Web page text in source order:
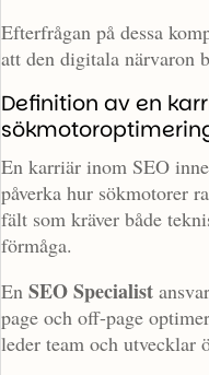
Efterfrågan på dessa
att den digitala närvaron
Definition av en
En karriär inom SEO
påverka hur sökmotorer
fält som kräver både
förmåga.
En SEO Specialist
page och off-page
leder team och utvecklar